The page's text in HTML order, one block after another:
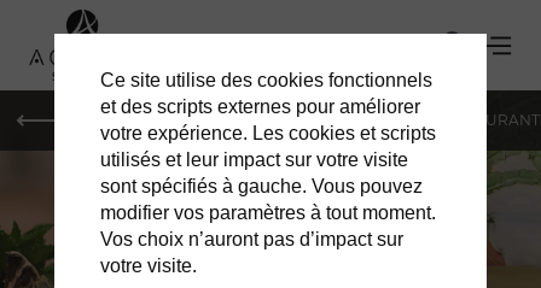
HOTELS VILLAS
Ce site utilise des cookies fonctionnels
et des scripts externes pour améliorer
votre expérience. Les cookies et scripts
utilisés et leur impact sur votre visite
sont spécifiés à gauche. Vous pouvez
modifier vos paramètres à tout moment.
Vos choix n’auront pas d’impact sur
votre visite.